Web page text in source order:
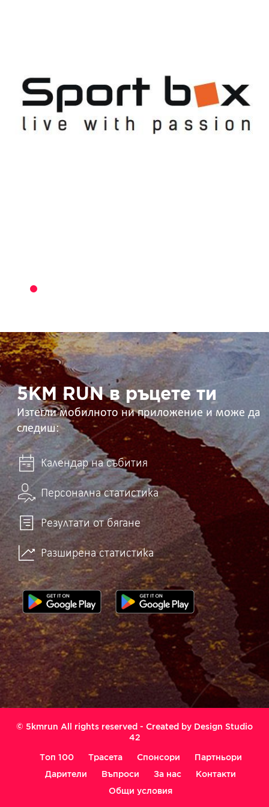
5KM
RUN
в
ръцете
ти 5KM RUN в ръцете ти
Изтегли мобилното ни приложение и може да
следиш:
Календар на събития
Персонална статистика
Резултати от бягане
Разширена статистика
© 5kmrun All rights reserved - Created by Design Studio
42
Топ 100 Трасета Спонсори
Партньори
Дарители
Въпроси За нас
Контакти
Общи условия